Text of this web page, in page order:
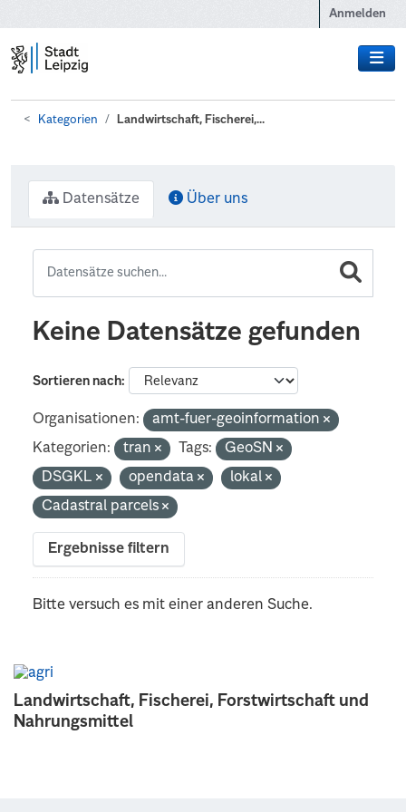
Anmelden
Kategorien Landwirtschaft, Fischerei,...
Landwirtschaft, Fischerei, Forstwirtschaft und
Nahrungsmittel
Datensätze Über uns
Keine Datensätze gefunden
Sortieren nach
Organisationen:
amt-fuer-geoinformation
Kategorien:
tran Tags:
GeoSN
DSGKL
opendata
lokal
Cadastral parcels
Ergebnisse filtern
Bitte versuch es mit einer anderen Suche.